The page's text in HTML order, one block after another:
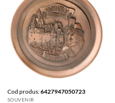
Cod produs:6427947050723
SOUVENIR